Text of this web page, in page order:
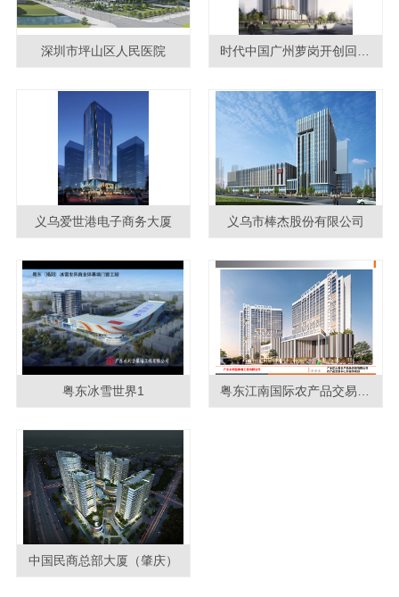
深圳市坪山区人民医院 时代中国广州萝岗开创回迁项目
义乌爱世港电子商务大厦 义乌市棒杰股份有限公司
粤东冰雪世界1
中国民商总部大厦（肇庆）